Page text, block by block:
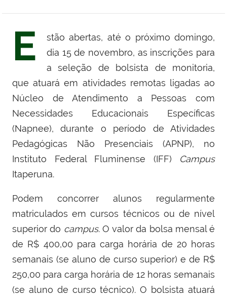
E
stão abertas, até o próximo domingo,
dia 15 de novembro, as inscrições para
a seleção de bolsista de monitoria,
que atuará em atividades remotas ligadas ao
Núcleo de Atendimento a Pessoas com
Necessidades Educacionais Específicas
(Napnee), durante o período de Atividades
Pedagógicas Não Presenciais (APNP), no
Instituto Federal Fluminense (IFF) Campus
Itaperuna.
Podem concorrer alunos regularmente
matriculados em cursos técnicos ou de nível
superior do campus. O valor da bolsa mensal é
de R$ 400,00 para carga horária de 20 horas
semanais (se aluno de curso superior) e de R$
250,00 para carga horária de 12 horas semanais
(se aluno de curso técnico). O bolsista atuará